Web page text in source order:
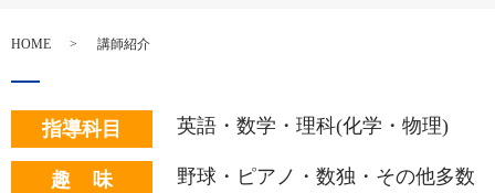
HOME 講師紹介
指導科目 英語・数学・理科(化学・物理)
趣 味 野球・ピアノ・数独・その他多数